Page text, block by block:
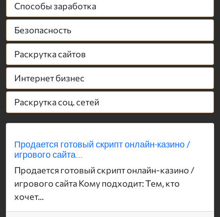
Способы заработка
Безопасность
Раскрутка сайтов
Интернет бизнес
Раскрутка соц. сетей
Продается готовый скрипт онлайн-казино /
игрового сайта...
Продается готовый скрипт онлайн-казино /
игрового сайта Кому подходит: Тем, кто
хочет...